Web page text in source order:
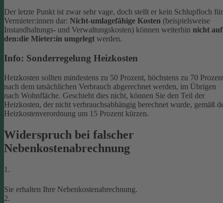
Der letzte Punkt ist zwar sehr vage, doch stellt er kein Schlupfloch für
Vermieter:innen dar: Nicht-umlagefähige Kosten (beispielsweise
Instandhaltungs- und Verwaltungskosten) können weiterhin nicht auf
den:die Mieter:in umgelegt werden.
Info: Sonderregelung Heizkosten
Heizkosten sollten mindestens zu 50 Prozent, höchstens zu 70
nach dem tatsächlichen Verbrauch abgerechnet werden, im Übrigen
nach Wohnfläche. Geschieht dies nicht, können Sie den Teil der
Heizkosten, der nicht verbrauchsabhängig berechnet wurde, gemäß
Heizkostenverordnung um 15 Prozent kürzen.
Widerspruch bei falscher
Nebenkostenabrechnung
1.
Sie erhalten Ihre Nebenkostenabrechnung.
2.